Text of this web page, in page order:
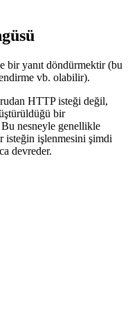
bir yanıt döndürmektir (bu
vb. olabilir).
HTTP isteği değil,
bir
Bu nesneyle genellikle
isteğin işlenmesini şimdi
devreder.